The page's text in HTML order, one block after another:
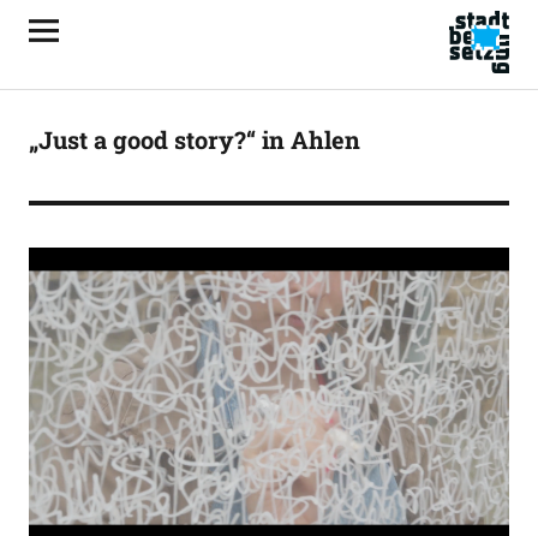
„Just a good story?“ in Ahlen